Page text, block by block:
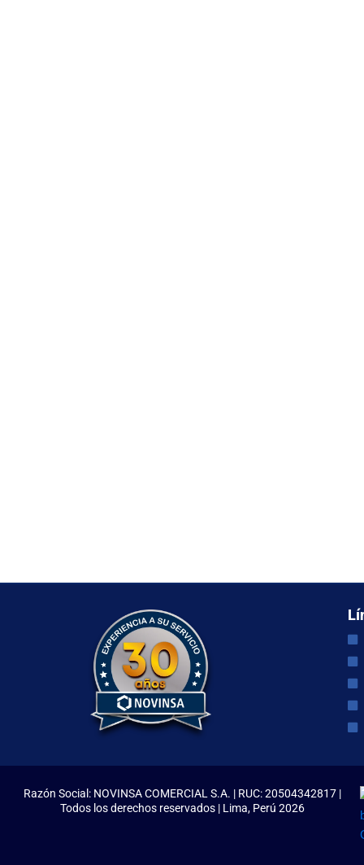
Razón Social: NOVINSA COMERCIAL S.A. | RUC: 20504342817 |
Todos los derechos reservados | Lima, Perú 2026